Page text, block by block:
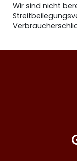
Wir sind nicht